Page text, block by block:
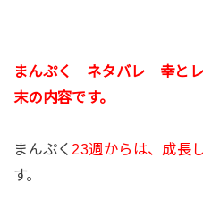
まんぷく ネタバレ 幸と
末の内容です。
まんぷく 23週からは、成長
す。